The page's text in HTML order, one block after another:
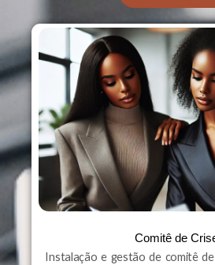
Comitê de
Instalação e gestão de comitê